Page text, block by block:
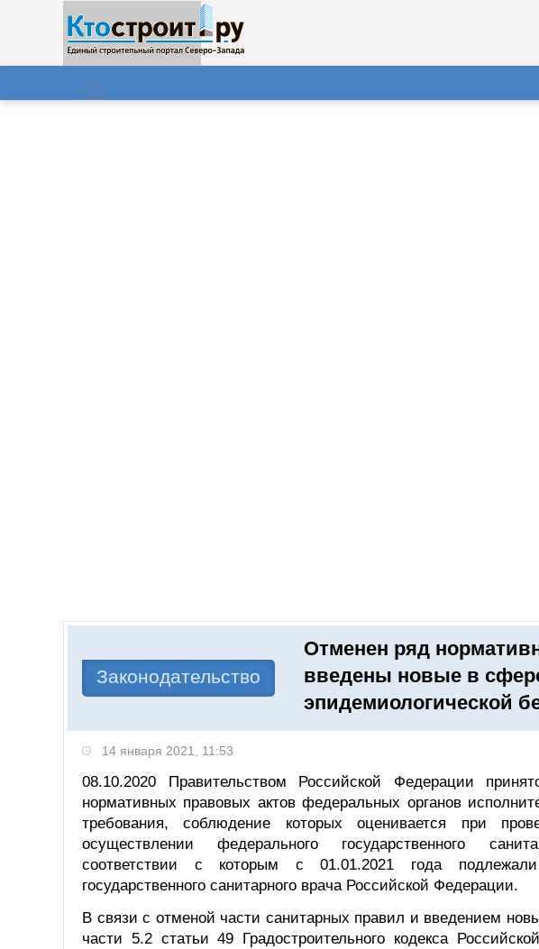
Законодательство
Отменен ряд
введены новые в
эпидемиологической
14 января 2021, 11:53
08.10.2020 Правительством Российской Федерации
нормативных правовых актов федеральных органов
требования, соблюдение которых оценивается при
осуществлении федерального государственного
соответствии с которым с 01.01.2021 года
государственного санитарного врача Российской Федерации.
В связи с отменой части санитарных правил и введением
части 5.2 статьи 49 Градостроительного кодекса